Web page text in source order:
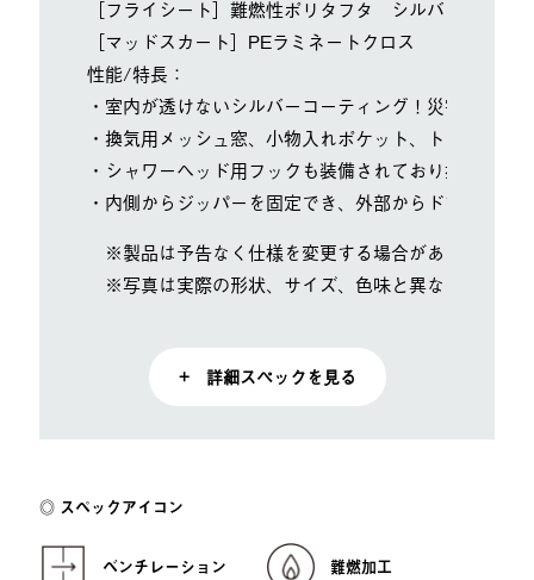
［フライシート］難燃性ポリタフタ シルバーコーテ
［マッドスカート］PEラミネートクロス
性能/特長：
・室内が透けないシルバーコーティング！災害時のパ
・換気用メッシュ窓、小物入れポケット、トイレット
・シャワーヘッド用フックも装備されており携帯式シ
・内側からジッパーを固定でき、外部からドアを開け
※製品は予告なく仕様を変更する場合があります。
※写真は実際の形状、サイズ、色味と異なる場合が
+ 詳細スペックを見る
スペックアイコン
ベンチレーション 難燃加工